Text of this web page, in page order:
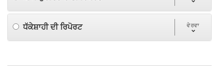
ਧੱਕੇਸ਼ਾਹੀ ਦੀ ਰਿਪੋਰਟ ਵੇਰਵਾ